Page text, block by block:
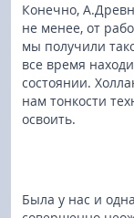
Конечно,
не менее, от
мы получили
все время
состоянии.
нам тонкости
освоить.
Была у нас и